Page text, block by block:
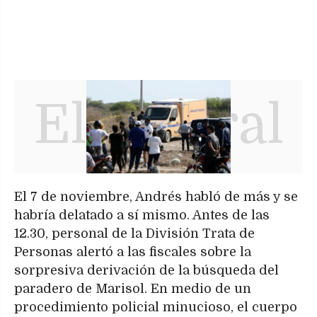
El 7 de noviembre, Andrés habló de más y se
habría delatado a sí mismo. Antes de las
12.30, personal de la División Trata de
Personas alertó a las fiscales sobre la
sorpresiva derivación de la búsqueda del
paradero de Marisol. En medio de un
procedimiento policial minucioso, el cuerpo